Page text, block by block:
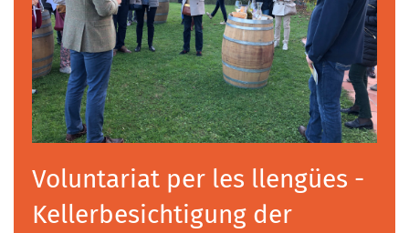
Voluntariat per les llengües -
Kellerbesichtigung der